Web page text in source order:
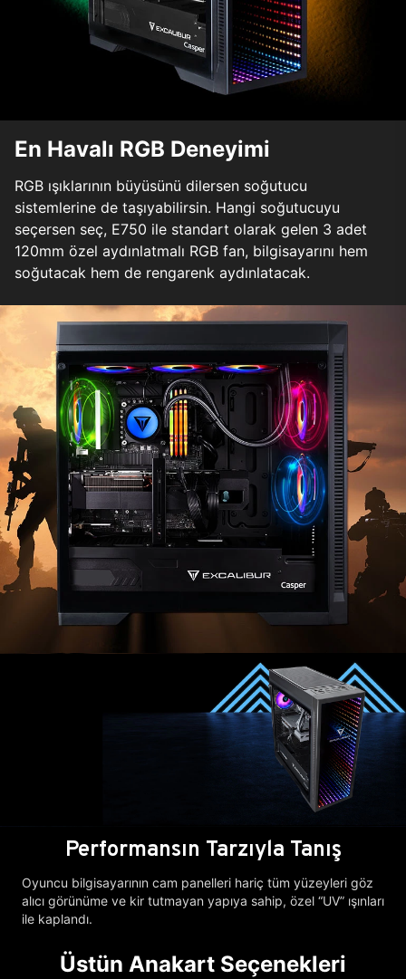
En Havalı RGB Deneyimi
RGB ışıklarının büyüsünü dilersen soğutucu
sistemlerine de taşıyabilirsin. Hangi soğutucuyu
seçersen seç, E750 ile standart olarak gelen 3 adet
120mm özel aydınlatmalı RGB fan, bilgisayarını hem
soğutacak hem de rengarenk aydınlatacak.
Performansın Tarzıyla Tanış
Oyuncu bilgisayarının cam panelleri hariç tüm yüzeyleri göz
alıcı görünüme ve kir tutmayan yapıya sahip, özel “UV” ışınları
ile kaplandı.
Üstün Anakart Seçenekleri